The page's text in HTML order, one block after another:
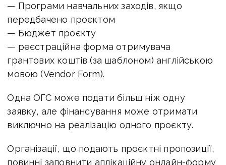
— Програми навчальних заходів, якщо
передбачено проєктом
— Бюджет проєкту
— реєстраційна форма отримувача
грантових коштів (за шаблоном) англійською
мовою (Vendor Form).
Одна ОГС може подати більш ніж одну
заявку, але фінансування може отримати
виключно на реалізацію одного проєкту.
Організації, що подають проєктні пропозиції,
повинні заповнити аплікаційну онлайн-форму